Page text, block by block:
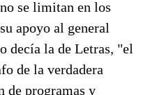
se limitan en los
apoyo al general
decía la de Letras, "el
de la verdadera
de programas y